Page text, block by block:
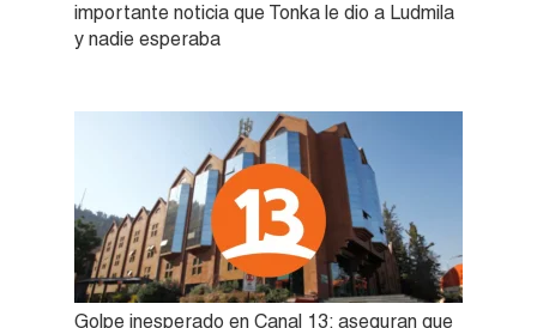
importante noticia que Tonka le dio a Ludmila
y nadie esperaba
Golpe inesperado en Canal 13: aseguran que